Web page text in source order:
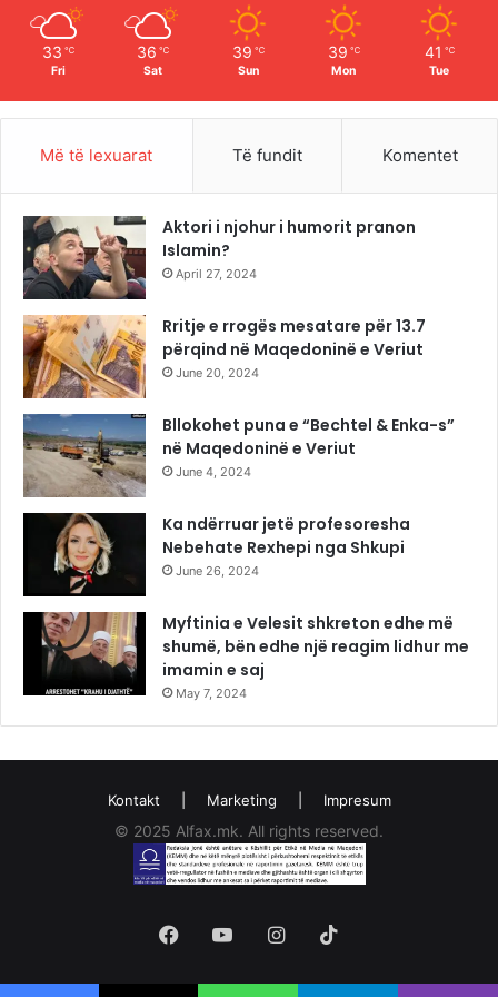
33 ℃
Fri
36 ℃
Sat
39 ℃
Sun
39 ℃
Mon
41 ℃
Tue
Më të lexuarat Të fundit Komentet
Aktori i njohur i humorit pranon
Islamin?
April 27, 2024
Rritje e rrogës mesatare për 13.7
përqind në Maqedoninë e Veriut
June 20, 2024
Bllokohet puna e “Bechtel & Enka-s”
në Maqedoninë e Veriut
June 4, 2024
Ka ndërruar jetë profesoresha
Nebehate Rexhepi nga Shkupi
June 26, 2024
Myftinia e Velesit shkreton edhe më
shumë, bën edhe një reagim lidhur me
imamin e saj
May 7, 2024
Kontakt Marketing Impresum
© 2025 Alfax.mk. All rights reserved.
FacebookYouTubeInstagram